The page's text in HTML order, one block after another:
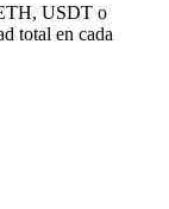
USDT o
total en cada